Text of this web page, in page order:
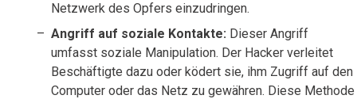
Netzwerk des Opfers einzudringen.
Angriff auf soziale Kontakte: Dieser Angriff
umfasst soziale Manipulation. Der Hacker verleitet
Beschäftigte dazu oder ködert sie, ihm Zugriff auf den
Computer oder das Netz zu gewähren. Diese Methode